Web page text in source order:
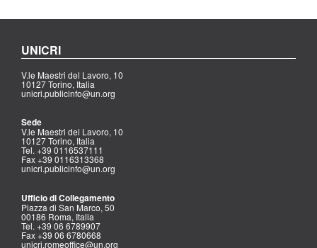
UNICRI
V.le Maestri del Lavoro, 10
10127 Torino, Italia
unicri.publicinfo@un.org
Sede
V.le Maestri del Lavoro, 10
10127 Torino, Italia
Tel. +39 0116537111
Fax +39 0116313368
unicri.publicinfo@un.org
Ufficio di Collegamento
Piazza di San Marco, 50
00186 Roma, Italia
Tel. +39 06 6789907
Fax +39 06 6780668
unicri.romeoffice@un.org